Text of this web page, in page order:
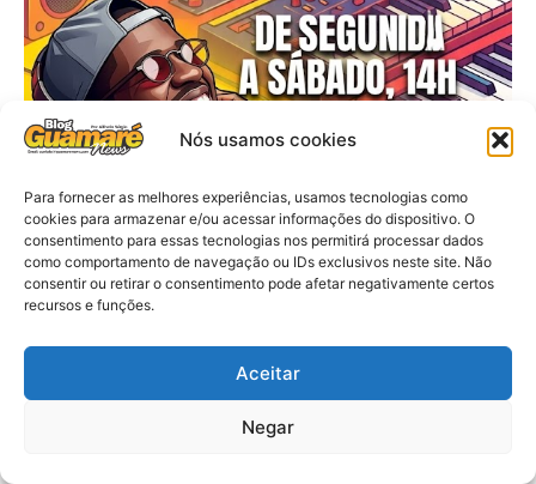
Nós usamos cookies
Para fornecer as melhores experiências, usamos tecnologias como
cookies para armazenar e/ou acessar informações do dispositivo. O
consentimento para essas tecnologias nos permitirá processar dados
como comportamento de navegação ou IDs exclusivos neste site. Não
consentir ou retirar o consentimento pode afetar negativamente certos
recursos e funções.
Aceitar
Negar